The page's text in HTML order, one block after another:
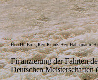
Herr Du Bois, Herr Krauß, Herr Habermann,
Finanzierung der Fahrten
Deutschen Meisterschaften